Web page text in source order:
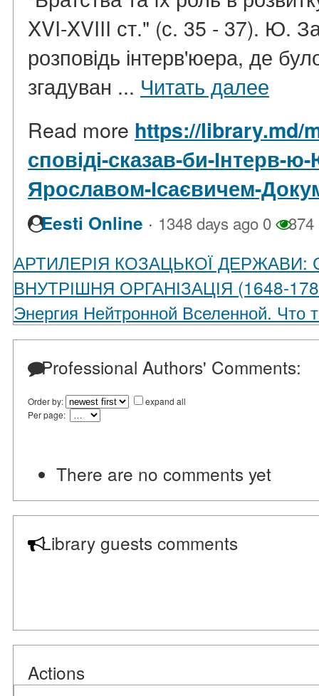
XVI-XVIII ст." (с. 35 - 37). Ю.
розповідь інтерв'юера, де
згадуван ... Читать далее
Read more https://library.md/
сповіді-сказав-би-Інтерв-
Ярославом-Ісаєвичем-
Eesti Online · 1348 days ago 0 374
АРТИЛЕРІЯ КОЗАЦЬКОЇ
ВНУТРІШНЯ ОРГАНІЗАЦІЯ (1648-
Энергия Нейтронной Вселенной. Что
Professional Authors' Comments:
Order by:
expand all
Per page:
There are no comments yet
Library guests comments
Actions